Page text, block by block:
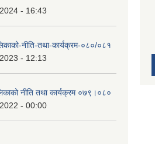
- 16:43
नीति-तथा-कार्यक्रम-०८०/०८१
- 12:13
नीति तथा कार्यक्रम ०७९।०८०
- 00:00